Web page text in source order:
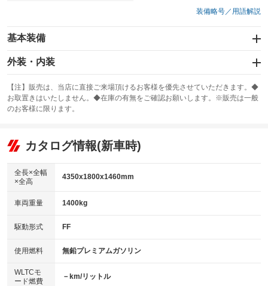
装備略号／用語解説
基本装備
エアバッグ：運転席/助手席/サイド
：装備あり
：装備なし
サンルーフ
：装備なし ABS
リフトアップ
：装備なし
：装備なし
パワーウィンドウ
アイドリングストップ
：装備なし
USB入力端子
：装備なし
100V電源
：装備なし
センターデフロック
：装備なし
外装・内装
カーナビ
：装備なし
TV
：装備なし
ビジュアル
：装備なし
：装備あり
革シート
キーレス
HID(キセノンライト)
：装備あり
バックカメラ
：装備なし
エアロ
：装備なし
【注】販売は、当店に直接ご来場頂けるお客様を優先させていただきます。◆
お取置きはいたしません。◆在庫の有無をご確認お願いします。※販売は一般
のお客様に限ります。
カタログ情報(新車時)
全長×全幅
×全高
4350x1800x1460mm
車両重量 1400kg
駆動形式 FF
使用燃料 無鉛プレミアムガソリン
WLTCモ
ード燃費
－km/リットル